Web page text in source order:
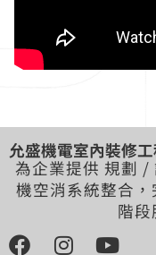
允盛機電室內裝修
為企業提供 規劃
機空消系統整合
階段